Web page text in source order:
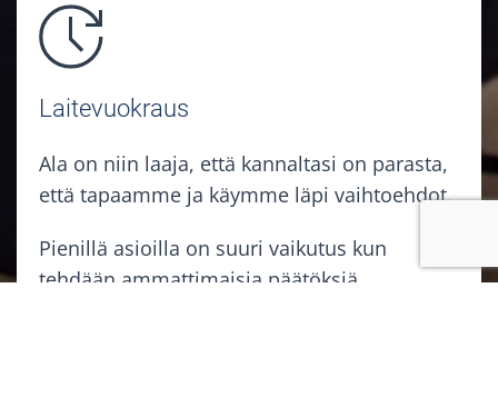
Laitevuokraus
Ala on niin laaja, että kannaltasi on parasta,
että tapaamme ja käymme läpi vaihtoehdot.
Pienillä asioilla on suuri vaikutus kun
tehdään ammattimaisia päätöksiä.